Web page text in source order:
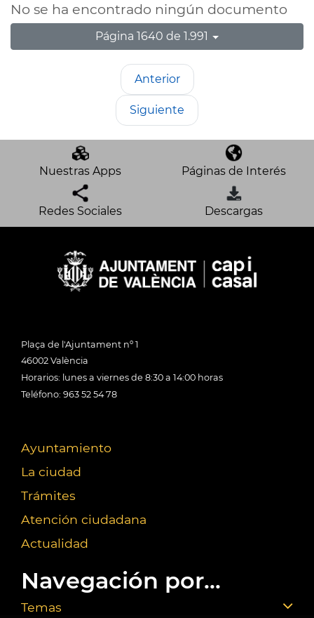
No se ha encontrado ningún documento
Página 1640 de 1.991
Anterior
Siguiente
Nuestras Apps Páginas de Interés
Redes Sociales Descargas
Plaça de l'Ajuntament nº 1
46002 València
Horarios: lunes a viernes de 8:30 a 14:00 horas
Teléfono: 963 52 54 78
Ayuntamiento
La ciudad
Trámites
Atención ciudadana
Actualidad
Navegación por...
Temas